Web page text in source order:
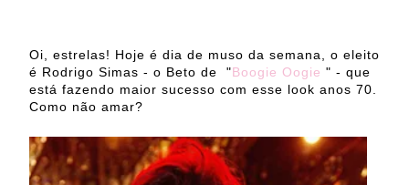
Oi, estrelas! Hoje é dia de muso da semana, o eleito
é Rodrigo Simas - o Beto de "Boogie Oogie " - que
está fazendo maior sucesso com esse look anos 70.
Como não amar?